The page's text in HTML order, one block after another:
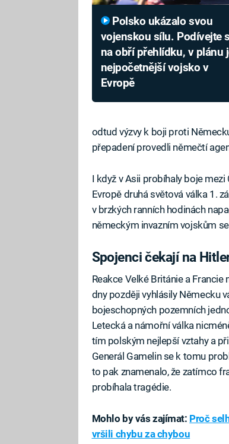
Polsko ukázalo svou
vojenskou sílu. Podívejte
na obří přehlídku, v plánu
nejpočetnější vojsko v
Evropě
odtud výzvy k boji proti
přepadení provedli němečtí
I když v Asii probíhaly boje
Evropě druhá světová válka 1.
v brzkých ranních hodinách
německým invazním vojskům se
Spojenci čekají na
Reakce Velké Británie a
dny později vyhlásily Německu
bojeschopných pozemních
Letecká a námořní válka
tím polským nejlepší vztahy a
Generál Gamelin se k tomu
to pak znamenalo, že zatímco
probíhala tragédie.
Mohlo by vás zajímat: Proč
vršili chybu za chybou